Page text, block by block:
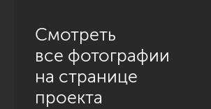
Смотреть
все фотографии
на странице
проекта